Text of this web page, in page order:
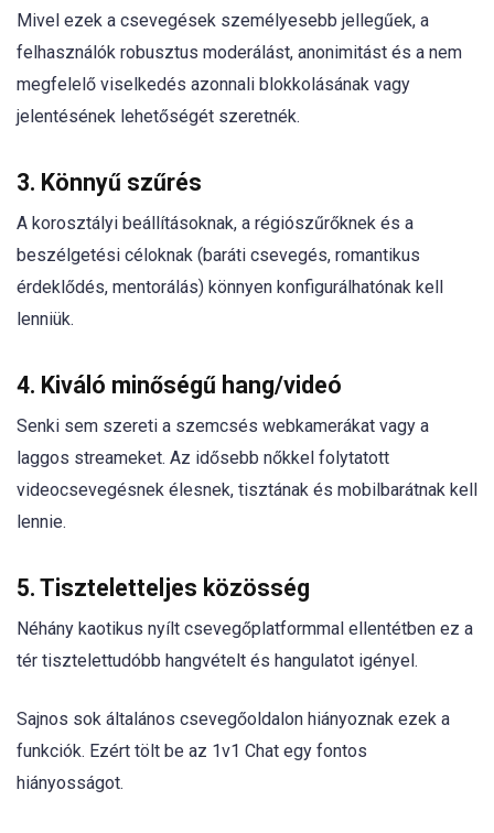
Mivel ezek a csevegések személyesebb jellegűek, a
felhasználók robusztus moderálást, anonimitást és a nem
megfelelő viselkedés azonnali blokkolásának vagy
jelentésének lehetőségét szeretnék.
3. Könnyű szűrés
A korosztályi beállításoknak, a régiószűrőknek és a
beszélgetési céloknak (baráti csevegés, romantikus
érdeklődés, mentorálás) könnyen konfigurálhatónak kell
lenniük.
4. Kiváló minőségű hang/videó
Senki sem szereti a szemcsés webkamerákat vagy a
laggos streameket. Az idősebb nőkkel folytatott
videocsevegésnek élesnek, tisztának és mobilbarátnak kell
lennie.
5. Tiszteletteljes közösség
Néhány kaotikus nyílt csevegőplatformmal ellentétben ez a
tér tisztelettudóbb hangvételt és hangulatot igényel.
Sajnos sok általános csevegőoldalon hiányoznak ezek a
funkciók. Ezért tölt be az 1v1 Chat egy fontos
hiányosságot.